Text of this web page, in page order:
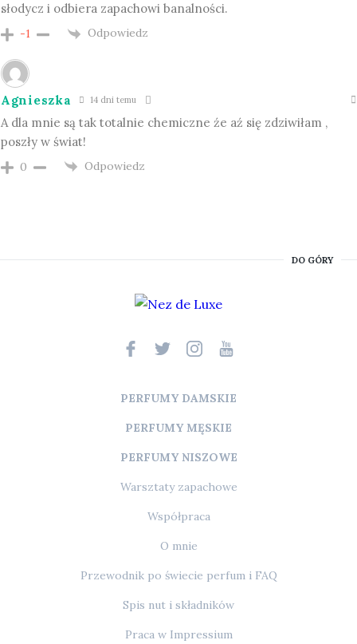
słodycz i odbiera zapachowi banalności.
-1 Odpowiedz
Agnieszka 14 dni temu
A dla mnie są tak totalnie chemiczne źe aź się zdziwiłam ,
poszły w świat!
0 Odpowiedz
DO GÓRY
PERFUMY DAMSKIE
PERFUMY MĘSKIE
PERFUMY NISZOWE
Warsztaty zapachowe
Współpraca
O mnie
Przewodnik po świecie perfum i FAQ
Spis nut i składników
Praca w Impressium